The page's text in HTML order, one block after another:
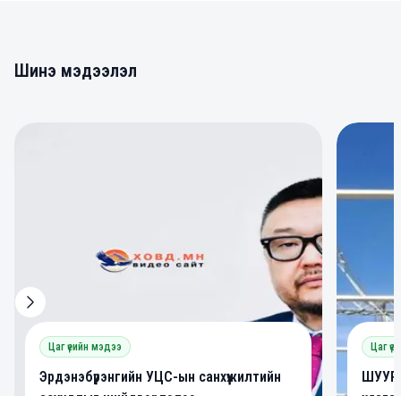
Шинэ мэдээлэл
Цаг үеийн мэдээ
Эрдэнэбүрэнгийн УЦС-ын санхүүжилтийн
Цаг